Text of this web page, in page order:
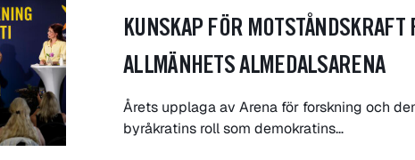
KUNSKAP FÖR
ALLMÄNHETS ALMEDALSARENA
Årets upplaga av Arena för forskning och
byråkratins roll som demokratins…